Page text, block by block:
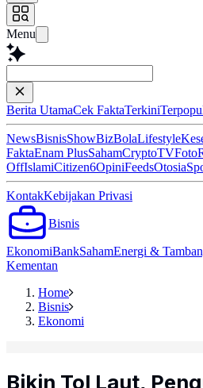
Menu
Baca l
Berita UtamaCek FaktaTerkini
NewsBisnisShowBizBolaLifestyle
FaktaEnam PlusSahamCryptoTVFoto
OffIslamiCitizen6OpiniFeedsOtosia
KontakKebijakan Privasi
Bisnis
EkonomiBankSahamEnergi &
Kementan
Home
Bisnis
Ekonomi
Bikin Tol Laut,